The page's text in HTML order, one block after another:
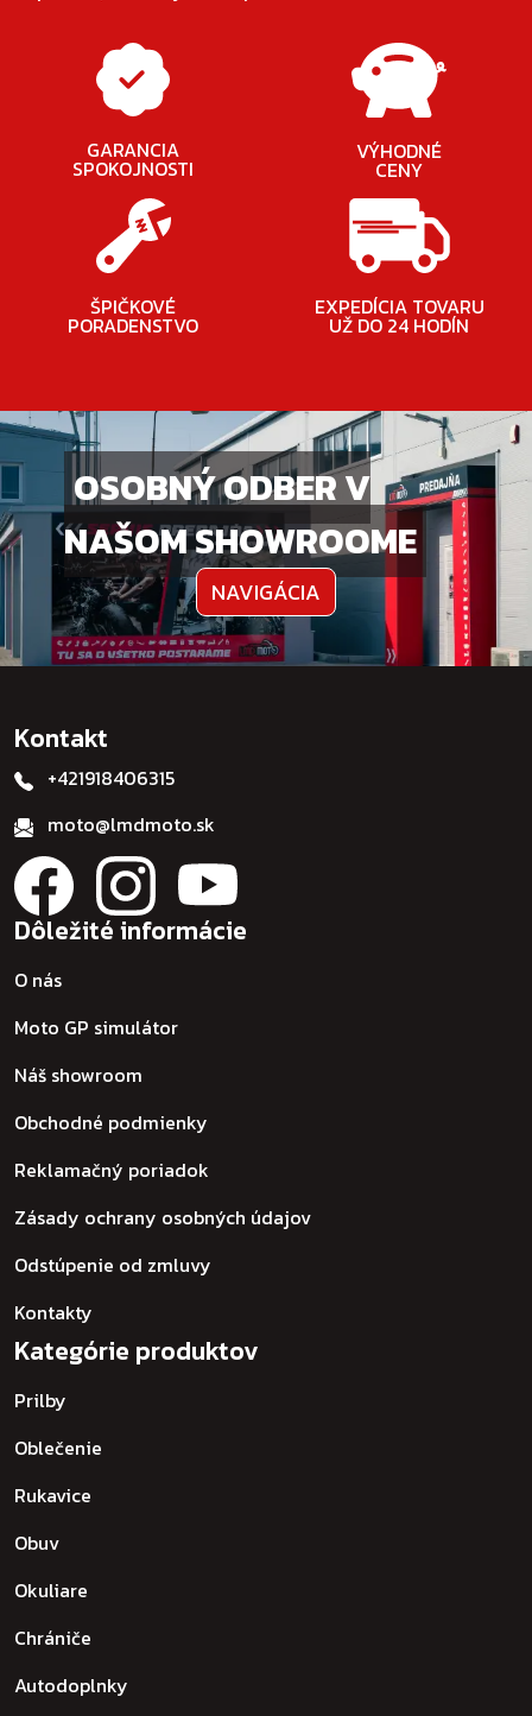
GARANCIA
SPOKOJNOSTI
VÝHODNÉ
CENY
ŠPIČKOVÉ
PORADENSTVO
EXPEDÍCIA TOVARU
UŽ DO 24 HODÍN
OSOBNÝ ODBER V
NAŠOM SHOWROOME
NAVIGÁCIA
Kontakt
+421918406315
moto@lmdmoto.sk
Dôležité informácie
O nás
Moto GP simulátor
Náš showroom
Obchodné podmienky
Reklamačný poriadok
Zásady ochrany osobných údajov
Odstúpenie od zmluvy
Kontakty
Kategórie produktov
Prilby
Oblečenie
Rukavice
Obuv
Okuliare
Chrániče
Autodoplnky